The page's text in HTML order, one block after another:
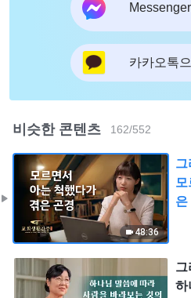
카카오톡
비슷한 콘텐츠 162/552
48:36
그
은
그
하